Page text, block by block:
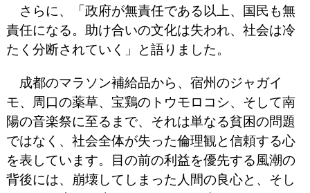
さらに、「政府が無責任である以上、国民も無
責任になる。助け合いの文化は失われ、社会は冷
たく分断されていく」と語りました。
成都のマラソン補給品から、宿州のジャガイ
モ、周口の薬草、宝鶏のトウモロコシ、そして南
陽の音楽祭に至るまで、それは単なる貧困の問題
ではなく、社会全体が失った倫理観と信頼する心
を表しています。目の前の利益を優先する風潮の
背後には、崩壊してしまった人間の良心と、そし